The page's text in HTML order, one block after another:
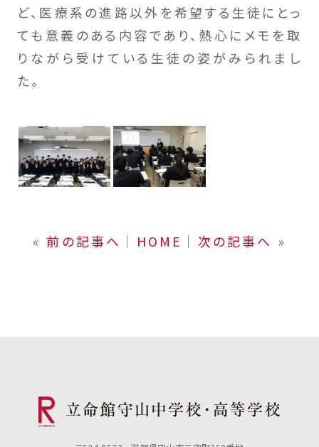
ど、医療系の進路以外を希望する生徒にとっ
ても意義のある内容であり、熱心にメモを取
りながら受けている生徒の姿がみられまし
た。
« 前の記事へ │ HOME │ 次の記事へ »